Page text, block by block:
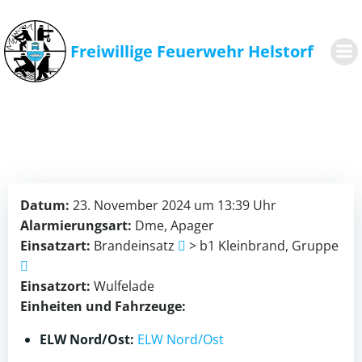
springen
Freiwillige Feuerwehr Helstorf
Datum: 23. November 2024 um 13:39 Uhr
Alarmierungsart: Dme, Apager
Einsatzart: Brandeinsatz > b1 Kleinbrand, Gruppe
Einsatzort: Wulfelade
Einheiten und Fahrzeuge:
ELW Nord/Ost: ELW Nord/Ost